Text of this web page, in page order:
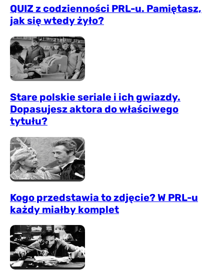
QUIZ z codzienności PRL-u. Pamiętasz,
jak się wtedy żyło?
Stare polskie seriale i ich gwiazdy.
Dopasujesz aktora do właściwego
tytułu?
Kogo przedstawia to zdjęcie? W PRL-u
każdy miałby komplet